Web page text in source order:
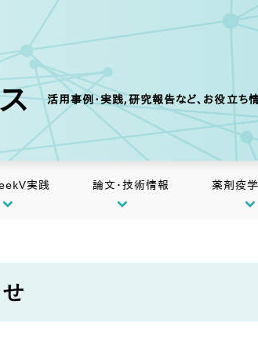
活用事例・実践,研究報告など、お役立ち
実践 論文・技術情報 薬剤疫